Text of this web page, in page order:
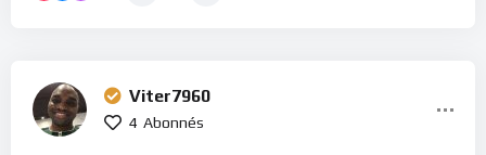
Viter7960
4 Abonnés